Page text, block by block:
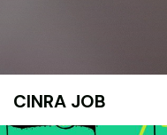
CINRA JOB